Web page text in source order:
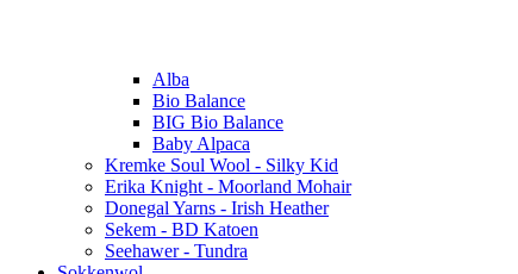
Alba
Bio Balance
BIG Bio Balance
Baby Alpaca
Kremke Soul Wool - Silky Kid
Erika Knight - Moorland Mohair
Donegal Yarns - Irish Heather
Sekem - BD Katoen
Seehawer - Tundra